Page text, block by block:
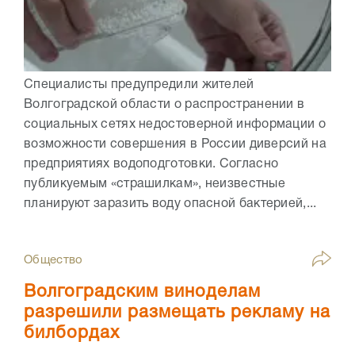
Специалисты предупредили жителей
Волгоградской области о распространении в
социальных сетях недостоверной информации о
возможности совершения в России диверсий на
предприятиях водоподготовки. Согласно
публикуемым «страшилкам», неизвестные
планируют заразить воду опасной бактерией,...
Общество
Волгоградским виноделам
разрешили размещать рекламу на
билбордах